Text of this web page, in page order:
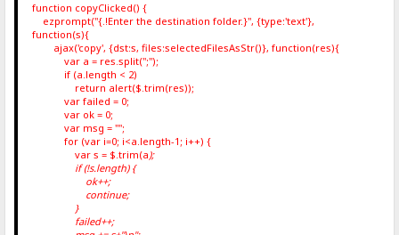
function copyClicked() {
ezprompt("{.!Enter the destination folder.}", {type:'text'},
function(s){
ajax('copy', {dst:s, files:selectedFilesAsStr()}, function(res){
var a = res.split(";");
if (a.length < 2)
return alert($.trim(res));
var failed = 0;
var ok = 0;
var msg = "";
for (var i=0; i<a.length-1; i++) {
var s = $.trim(a);
if (!s.length) {
ok++;
continue;
}
failed++;